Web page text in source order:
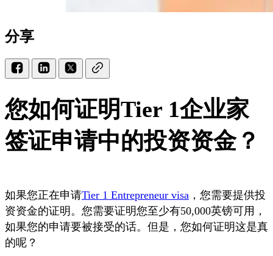
分享
您如何证明Tier 1企业家
签证申请中的投资资金？
如果您正在申请Tier 1 Entrepreneur visa ，您需要提供投
资资金的证明。您需要证明您至少有50,000英镑可用，
如果您的申请要被接受的话。但是，您如何证明这是真
的呢？